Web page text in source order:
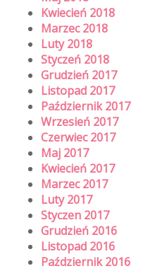
Kwiecień 2018
Marzec 2018
Luty 2018
Styczeń 2018
Grudzień 2017
Listopad 2017
Październik 2017
Wrzesień 2017
Czerwiec 2017
Maj 2017
Kwiecień 2017
Marzec 2017
Luty 2017
Styczen 2017
Grudzień 2016
Listopad 2016
Październik 2016